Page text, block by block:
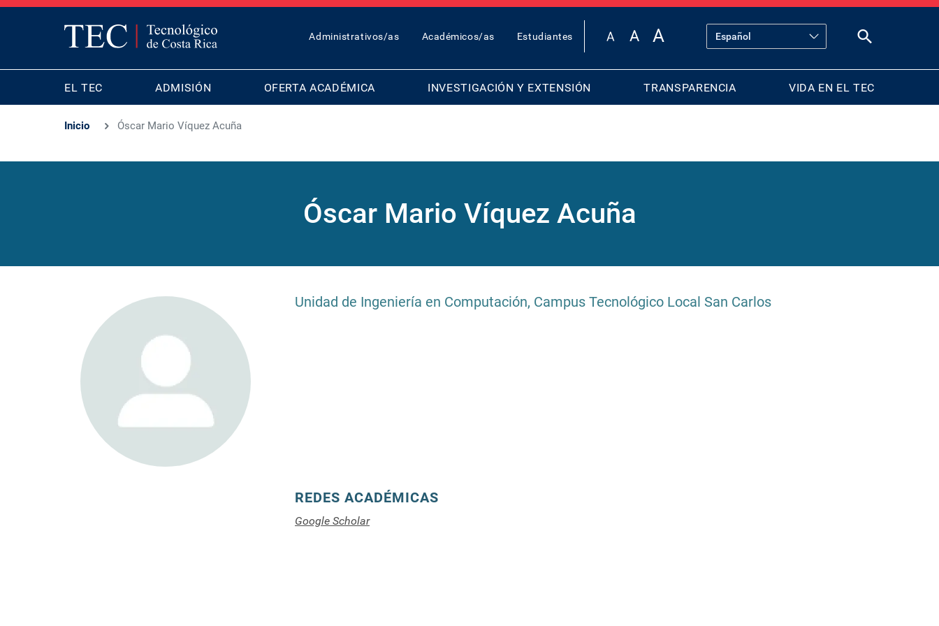
TOP
MENU
Administrativos/as Académicos/as Estudiantes
MAIN
NAVIGATION
EL TEC ADMISIÓN OFERTA ACADÉMICA INVESTIGACIÓN Y EXTENSIÓN TRANSPARENCIA VIDA EN EL TEC
Inicio Óscar Mario Víquez Acuña
Óscar Mario Víquez Acuña
Unidad de Ingeniería en Computación, Campus Tecnológico Local San Carlos
REDES ACADÉMICAS
Google Scholar